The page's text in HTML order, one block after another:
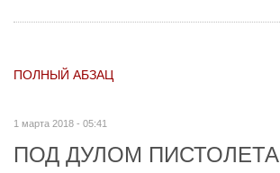
ПОЛНЫЙ АБЗАЦ
1 марта 2018 - 05:41
ПОД ДУЛОМ ПИСТОЛЕТА